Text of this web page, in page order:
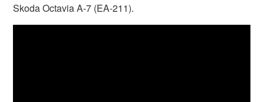
Skoda Octavia A-7 (EA-211).